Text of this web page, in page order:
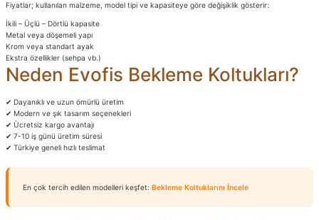
Fiyatlar; kullanılan malzeme, model tipi ve kapasiteye göre değişiklik gösterir:
İkili – Üçlü – Dörtlü kapasite
Metal veya döşemeli yapı
Krom veya standart ayak
Ekstra özellikler (sehpa vb.)
Neden Evofis Bekleme Koltukları?
✔ Dayanıklı ve uzun ömürlü üretim
✔ Modern ve şık tasarım seçenekleri
✔ Ücretsiz kargo avantajı
✔ 7-10 iş günü üretim süresi
✔ Türkiye geneli hızlı teslimat
En çok tercih edilen modelleri keşfet: Bekleme Koltuklarını İncele